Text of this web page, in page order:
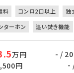
料 コンロ2口以上
独
ターホン
追い焚き機能
万円
円
- /
-